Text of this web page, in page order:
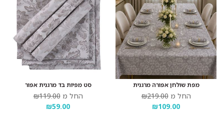
מפת שולחן אפורה מרגנית
החל מ ₪219.00
₪109.00
סט מפיות בד מרגנית אפור
החל מ ₪119.00
₪59.00